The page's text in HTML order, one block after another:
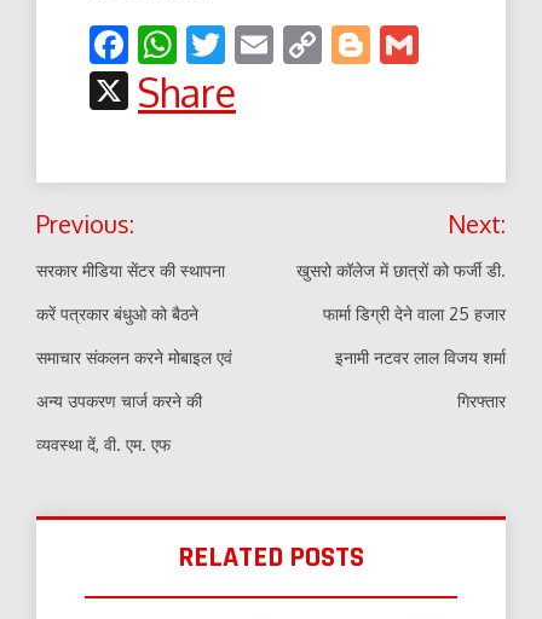
Facebook
WhatsApp
Twitter
EmailCopyBlogger
X
Share
Post
navigation
Previous:
सरकार मीडिया सेंटर की स्थापना
करें पत्रकार बंधुओ को बैठने
समाचार संकलन करने मोबाइल एवं
अन्य उपकरण चार्ज करने की
व्यवस्था दें, वी. एम. एफ
Next:
खुसरो कॉलेज में छात्रों को फर्जी डी.
फार्मा डिग्री देने वाला 25 हजार
इनामी नटवर लाल विजय शर्मा
गिरफ्तार
RELATED POSTS